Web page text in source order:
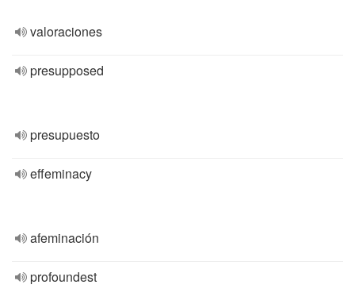
valoraciones
presupposed
presupuesto
effeminacy
afeminación
profoundest